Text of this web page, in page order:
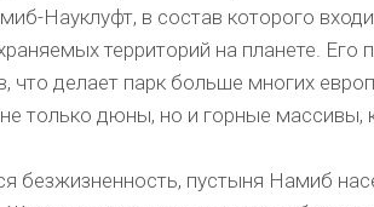
Науклуфт, в состав которого
территорий на планете.
что делает парк больше многих
только дюны, но и горные массивы,
безжизненность, пустыня Намиб